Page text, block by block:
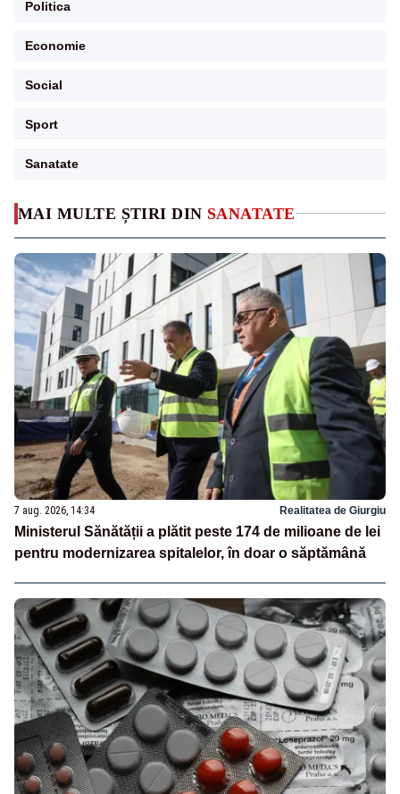
MAI MULTE ȘTIRI DIN SANATATE
7 aug. 2026, 14:34 Realitatea de Giurgiu
Ministerul Sănătății a plătit peste 174 de milioane de lei
pentru modernizarea spitalelor, în doar o săptămână
Politica
Economie
Social
Sport
Sanatate